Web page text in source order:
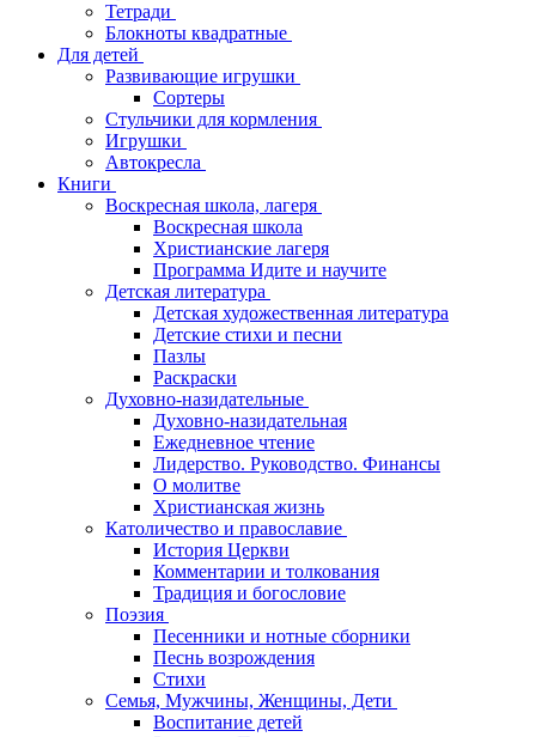
Тетради
Блокноты квадратные
Для детей
Развивающие игрушки
Сортеры
Стульчики для кормления
Игрушки
Автокресла
Книги
Воскресная школа, лагеря
Воскресная школа
Христианские лагеря
Программа Идите и научите
Детская литература
Детская художественная литература
Детские стихи и песни
Пазлы
Раскраски
Духовно-назидательные
Духовно-назидательная
Ежедневное чтение
Лидерство. Руководство. Финансы
О молитве
Христианская жизнь
Католичество и православие
История Церкви
Комментарии и толкования
Традиция и богословие
Поэзия
Песенники и нотные сборники
Песнь возрождения
Стихи
Семья, Мужчины, Женщины, Дети
Воспитание детей